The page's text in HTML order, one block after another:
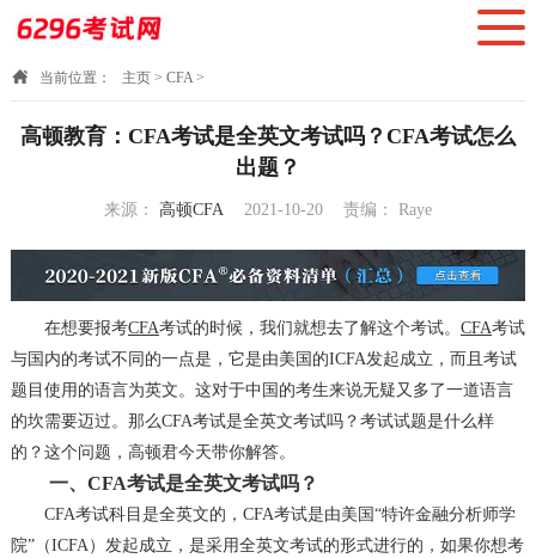
当前位置： 主页> CFA>
高顿教育：CFA考试是全英文考试吗？CFA考试怎么
出题？
来源： 高顿CFA
2021-10-20
责编： Raye
在想要报考CFA考试的时候，我们就想去了解这个考试。 CFA考试
与国内的考试不同的一点是，它是由美国的ICFA发起成立，而且考试
题目使用的语言为英文。这对于中国的考生来说无疑又多了一道语言
的坎需要迈过。那么CFA考试是全英文考试吗？考试试题是什么样
的？这个问题，高顿君今天带你解答。
一、CFA考试是全英文考试吗？
CFA考试科目是全英文的，CFA考试是由美国“特许金融分析师学
院”（ICFA）发起成立，是采用全英文考试的形式进行的，如果你想考